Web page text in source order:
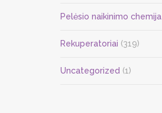
Pelėsio naikinimo chemija
Rekuperatoriai (319)
Uncategorized (1)